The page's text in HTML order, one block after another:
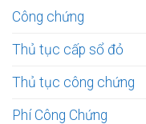
Công chứng
Thủ tục cấp sổ đỏ
Thủ tục công chứng
Phí Công Chứng